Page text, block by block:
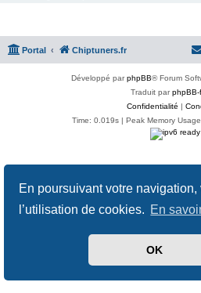
En poursuivant votre navigation,
l’utilisation de cookies. En
OK
Portal Chiptuners.fr
Développé parphpBB® Forum
Traduit parphpBB-
Confidentialité |
Time: 0.019s | Peak Memory